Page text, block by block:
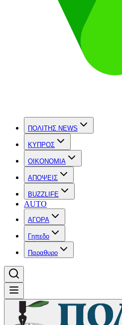
ΠΟΛΙΤΗΣ NEWS
ΚΥΠΡΟΣ
OIKONOMIA
ΑΠΟΨΕΙΣ
BUZZLIFE
AUTO
ΑΓΟΡΑ
Γηπεδο
Παραθυρο